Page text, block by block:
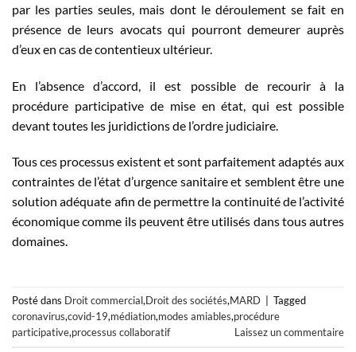
par les parties seules, mais dont le déroulement se fait en
présence de leurs avocats qui pourront demeurer auprès
d’eux en cas de contentieux ultérieur.
En l’absence d’accord, il est possible de recourir à la
procédure participative de mise en état, qui est possible
devant toutes les juridictions de l’ordre judiciaire.
Tous ces processus existent et sont parfaitement adaptés aux
contraintes de l’état d’urgence sanitaire et semblent être une
solution adéquate afin de permettre la continuité de l’activité
économique comme ils peuvent être utilisés dans tous autres
domaines.
Posté dans Droit commercial,Droit des sociétés,MARD
Tagged
coronavirus,covid-19,médiation,modes amiables,procédure
participative,processus collaboratif Laissez un commentaire